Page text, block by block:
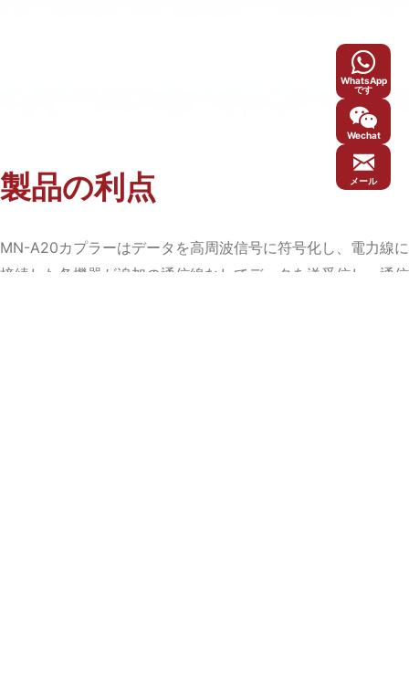
製品の利点
MN-A20カプラーはデータを高周波信号に符号化し、電力線に
接続した各機器が追加の通信線なしでデータを送受信し、通信
WhatsApp
です
Wechat
メール